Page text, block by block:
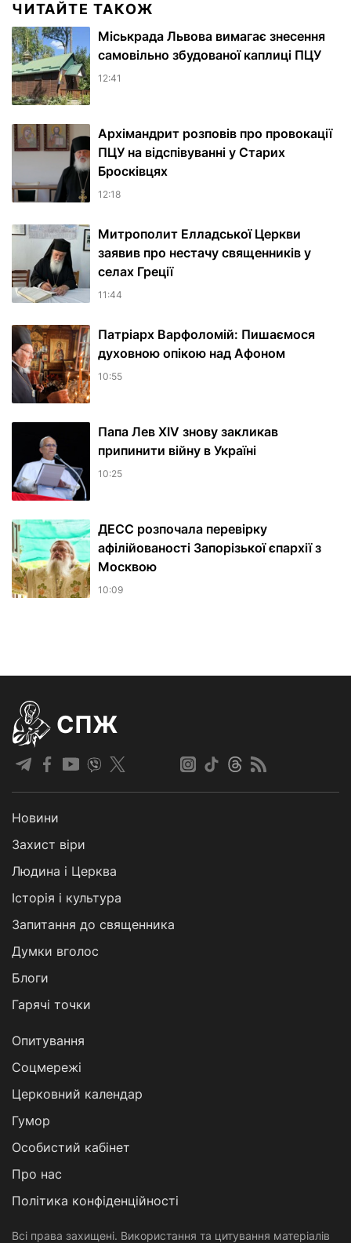
ЧИТАЙТЕ ТАКОЖ
Міськрада Львова вимагає знесення
самовільно збудованої каплиці ПЦУ
12:41
Архімандрит розповів про провокації
ПЦУ на відспівуванні у Старих
Бросківцях
12:18
Митрополит Елладської Церкви
заявив про нестачу священників у
селах Греції
11:44
Патріарх Варфоломій: Пишаємося
духовною опікою над Афоном
10:55
Папа Лев XIV знову закликав
припинити війну в Україні
10:25
ДЕСС розпочала перевірку
афілійованості Запорізької єпархії з
Москвою
10:09
СПЖ
Новини
Захист віри
Людина і Церква
Історія і культура
Запитання до священника
Думки вголос
Блоги
Гарячі точки
Опитування
Соцмережі
Церковний календар
Гумор
Особистий кабінет
Про нас
Політика конфіденційності
Всі права захищені. Використання та цитування матеріалів